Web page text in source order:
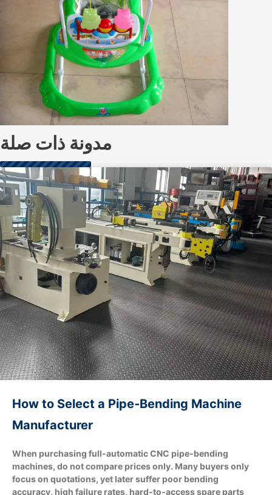
مدونة ذات صلة
How to Select a Pipe‑Bending Machine
Manufacturer
When purchasing full‑automatic CNC pipe‑bending
machines, do not compare prices only. Many buyers only
focus on quotations, yet later suffer poor bending
accuracy, high failure rates, hard‑to‑access spare parts